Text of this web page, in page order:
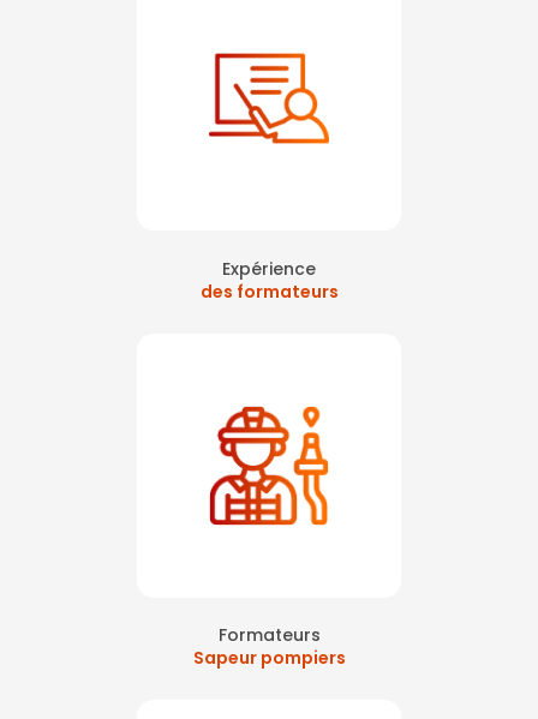
Expérience
des formateurs
Formateurs
Sapeur pompiers